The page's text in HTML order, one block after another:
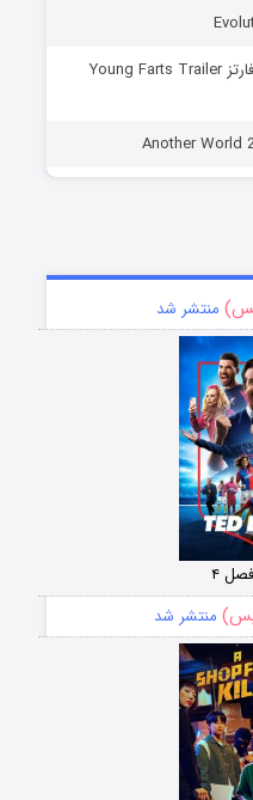
دانلود مستند قطعات تریلر یانگ فارتز Young Farts Trailer
منتشر شد
۴
منتشر شد